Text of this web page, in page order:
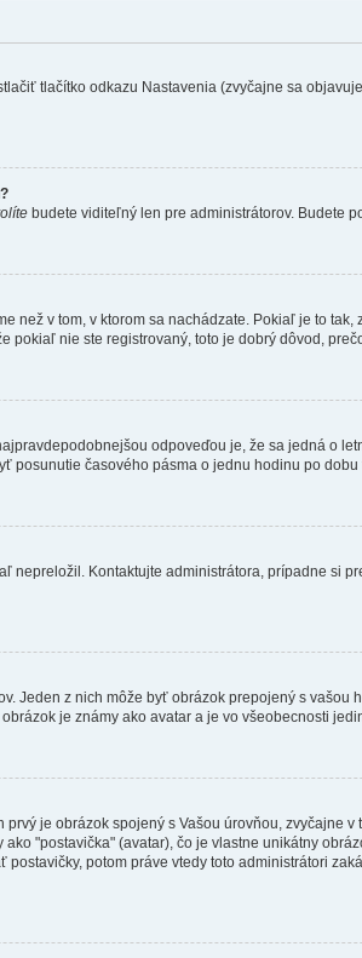
tlačítko odkazu Nastavenia (zvyčajne sa
budete viditeľný len pre administrátorov. Budete
než v tom, v ktorom sa nachádzate. Pokiaľ je to
pokiaľ nie ste registrovaný, toto je dobrý dôvod,
odpoveďou je, že sa jedná o
časového pásma o jednu hodinu po dobu
Kontaktujte administrátora, prípadne si
Jeden z nich môže byť obrázok prepojený s
je známy ako avatar a je vo všeobecnosti
je obrázok spojený s Vašou úrovňou, zvyčajne
"postavička" (avatar), čo je vlastne unikátny
potom práve vtedy toto administrátori